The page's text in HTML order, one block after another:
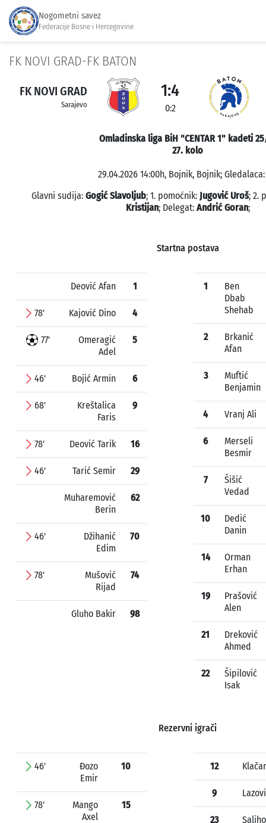
Nogometni savez
Federacije Bosne i Hercegovine
FK NOVI GRAD-FK BATON
FK NOVI GRAD
Sarajevo
1:4
0:2
Omladinska liga BiH "CENTAR 1" kadeti
27. kolo
29.04.2026 14:00h, Bojnik, Bojnik; Gledalaca:
Glavni sudija: Gogić Slavoljub; 1. pomoćnik: Jugović Uroš; 2.
Kristijan; Delegat: Andrić Goran;
Startna postava
Deović Afan 1
78' Kajović Dino 4
77'
Omeragić
Adel
5
46' Bojić Armin 6
68'
Kreštalica
Faris
9
78' Deović Tarik 16
46' Tarić Semir 29
Muharemović
Berin
62
46'
Džihanić
Edim
70
78'
Mušović
Rijad
74
Gluho Bakir 98
1
Ben
Dbab
Shehab
2
Brkanić
Afan
3
Muftić
Benjamin
4 Vranj Ali
6
Merseli
Besmir
7
Šišić
Vedad
10
Dedić
Danin
14
Orman
Erhan
19
Prašović
Alen
21
Dreković
Ahmed
22
Šipilović
Isak
Rezervni igrači
46'
Đozo
Emir
10
78'
Mango
Axel
15
12
9
23